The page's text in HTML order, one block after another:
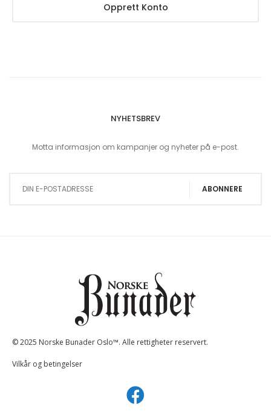
Opprett Konto
NYHETSBREV
Motta informasjon om kampanjer og nyheter på e-post.
ABONNERE
© 2025 Norske Bunader Oslo™. Alle rettigheter reservert.
Vilkår og betingelser